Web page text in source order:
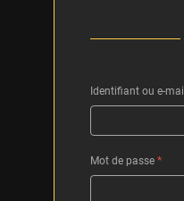
Identifiant ou e-mail
Mot de passe *